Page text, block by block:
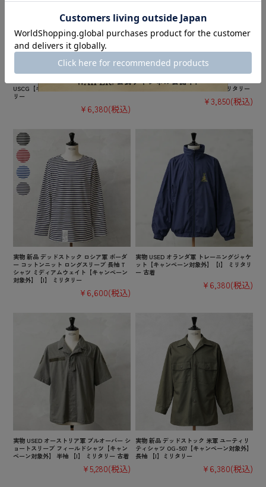
実物 新品 デッドストック 米軍 U.S. COAST
USCG【キャンペーン対象外】【I】ミリタ
リー
¥6,380(税込)
実物 新品 デッドストック イギリス軍 TROP
モ【キャンペーン対象外】【I】ミリタリー
¥3,850(税込)
実物 新品 デッドストック ロシア軍 ボーダ
ー コットンニット ロングスリーブ 長袖 T
シャツ ミディアムウェイト【キャンペーン
対象外】【I】 ミリタリー
¥6,600(税込)
実物 USED オランダ軍 トレーニングジャケ
ット【キャンペーン対象外】【I】 ミリタリ
ー 古着
¥6,380(税込)
実物 USED オーストリア軍 プルオーバー シ
ョートスリーブ フィールドシャツ【キャン
ペーン対象外】 半袖 【I】 ミリタリー 古着
¥5,280(税込)
実物 新品 デッドストック 米軍 ユーティリ
ティシャツ OG-507【キャンペーン対象外】
長袖 【I】ミリタリー
¥6,380(税込)